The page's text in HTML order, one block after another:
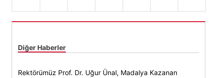
Diğer Haberler
Rektörümüz Prof. Dr. Uğur Ünal, Madalya Kazanan